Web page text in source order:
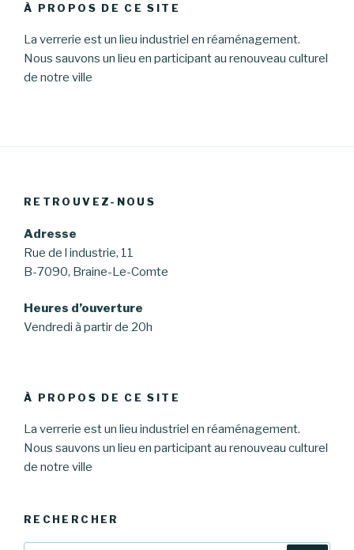
À PROPOS DE CE SITE
La verrerie est un lieu industriel en réaménagement.
Nous sauvons un lieu en participant au renouveau culturel
de notre ville
RETROUVEZ-NOUS
Adresse
Rue de l industrie, 11
B-7090, Braine-Le-Comte
Heures d’ouverture
Vendredi à partir de 20h
À PROPOS DE CE SITE
La verrerie est un lieu industriel en réaménagement.
Nous sauvons un lieu en participant au renouveau culturel
de notre ville
RECHERCHER